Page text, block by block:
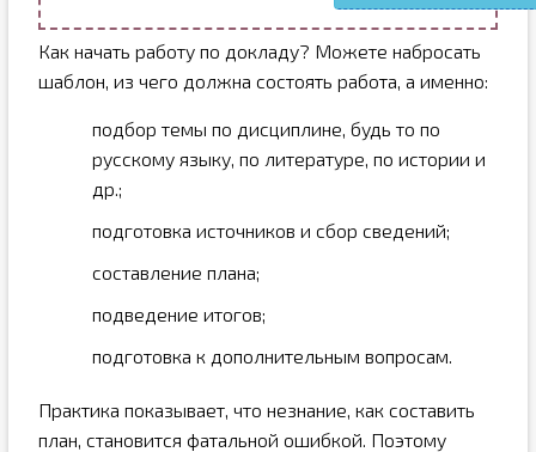
Как начать работу по докладу? Можете набросать
шаблон, из чего должна состоять работа, а именно:
подбор темы по дисциплине, будь то по
русскому языку, по литературе, по истории и
др.;
подготовка источников и сбор сведений;
составление плана;
подведение итогов;
подготовка к дополнительным вопросам.
Практика показывает, что незнание, как составить
план, становится фатальной ошибкой. Поэтому